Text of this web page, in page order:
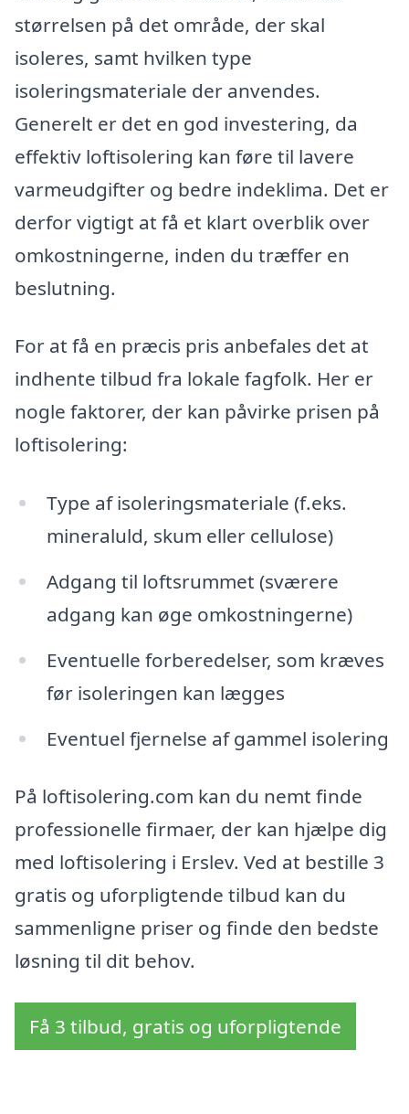
størrelsen på det område, der skal
isoleres, samt hvilken type
isoleringsmateriale der anvendes.
Generelt er det en god investering, da
effektiv loftisolering kan føre til lavere
varmeudgifter og bedre indeklima. Det er
derfor vigtigt at få et klart overblik over
omkostningerne, inden du træffer en
beslutning.
For at få en præcis pris anbefales det at
indhente tilbud fra lokale fagfolk. Her er
nogle faktorer, der kan påvirke prisen på
loftisolering:
Type af isoleringsmateriale (f.eks.
mineraluld, skum eller cellulose)
Adgang til loftsrummet (sværere
adgang kan øge omkostningerne)
Eventuelle forberedelser, som kræves
før isoleringen kan lægges
Eventuel fjernelse af gammel isolering
På loftisolering.com kan du nemt finde
professionelle firmaer, der kan hjælpe dig
med loftisolering i Erslev. Ved at bestille 3
gratis og uforpligtende tilbud kan du
sammenligne priser og finde den bedste
løsning til dit behov.
Få 3 tilbud, gratis og uforpligtende